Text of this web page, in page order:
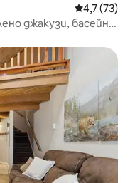
Средна
4,7 (73)
джакузи, басейни,